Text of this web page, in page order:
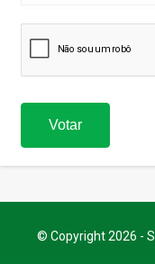
© Copyright 2026 -